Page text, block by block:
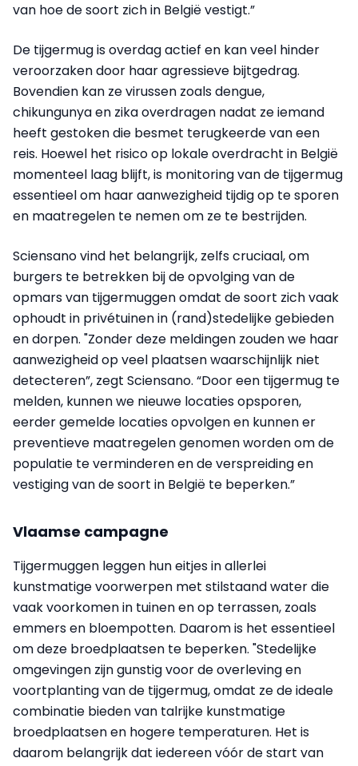
van hoe de soort zich in België vestigt.”
De tijgermug is overdag actief en kan veel hinder
veroorzaken door haar agressieve bijtgedrag.
Bovendien kan ze virussen zoals dengue,
chikungunya en zika overdragen nadat ze iemand
heeft gestoken die besmet terugkeerde van een
reis. Hoewel het risico op lokale overdracht in België
momenteel laag blijft, is monitoring van de tijgermug
essentieel om haar aanwezigheid tijdig op te sporen
en maatregelen te nemen om ze te bestrijden.
Sciensano vind het belangrijk, zelfs cruciaal, om
burgers te betrekken bij de opvolging van de
opmars van tijgermuggen omdat de soort zich vaak
ophoudt in privétuinen in (rand)stedelijke gebieden
en dorpen. "Zonder deze meldingen zouden we haar
aanwezigheid op veel plaatsen waarschijnlijk niet
detecteren”, zegt Sciensano. “Door een tijgermug te
melden, kunnen we nieuwe locaties opsporen,
eerder gemelde locaties opvolgen en kunnen er
preventieve maatregelen genomen worden om de
populatie te verminderen en de verspreiding en
vestiging van de soort in België te beperken.”
Vlaamse campagne
Tijgermuggen leggen hun eitjes in allerlei
kunstmatige voorwerpen met stilstaand water die
vaak voorkomen in tuinen en op terrassen, zoals
emmers en bloempotten. Daarom is het essentieel
om deze broedplaatsen te beperken. "Stedelijke
omgevingen zijn gunstig voor de overleving en
voortplanting van de tijgermug, omdat ze de ideale
combinatie bieden van talrijke kunstmatige
broedplaatsen en hogere temperaturen. Het is
daarom belangrijk dat iedereen vóór de start van